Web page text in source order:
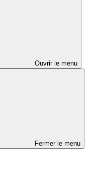
Ouvrir le menu
Fermer le menu